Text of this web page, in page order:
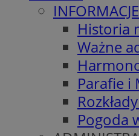
Historia
Ważne
Parafie i
Pogoda